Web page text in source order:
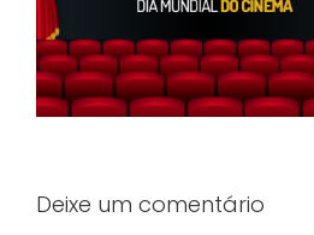
Deixe um comentário